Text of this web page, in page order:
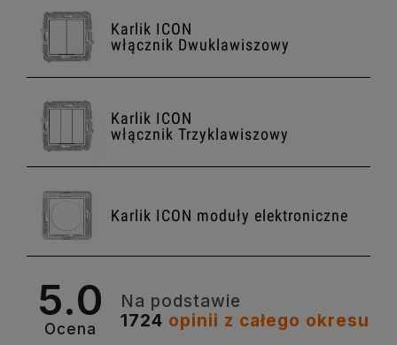
Karlik ICON
włącznik Dwuklawiszowy
Karlik ICON
włącznik Trzyklawiszowy
Karlik ICON moduły elektroniczne
Karlik ICON gniazda elektryczne
5.0
Ocena
Na podstawie
1724 opinii z całego okresu